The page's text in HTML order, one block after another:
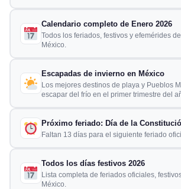
Calendario completo de Enero 2026
Todos los feriados, festivos y efemérides
México.
Escapadas de invierno en México
Los mejores destinos de playa y Pueblos
escapar del frío en el primer trimestre del
Próximo feriado: Día de la
Faltan 13 días para el siguiente feriado
Todos los días festivos 2026
Lista completa de feriados oficiales,
México.